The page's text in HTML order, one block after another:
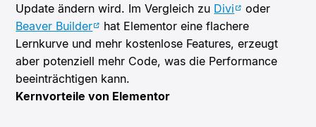
Update ändern wird. Im Vergleich zu Divi
oder
Beaver Builder
hat Elementor eine flachere
Lernkurve und mehr kostenlose Features, erzeugt
aber potenziell mehr Code, was die Performance
beeinträchtigen kann.
Kernvorteile von Elementor